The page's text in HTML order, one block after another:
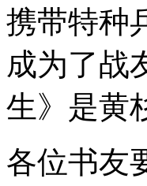
携带特种
成为了战
生》是黄
各位书友